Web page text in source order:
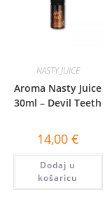
NASTY JUICE
Aroma Nasty Juice
30ml – Devil Teeth
14,00 €
Dodaj u
košaricu